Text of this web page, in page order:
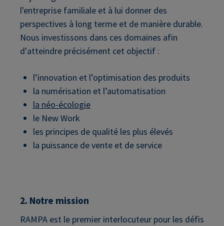
l'entreprise familiale et à lui donner des
perspectives à long terme et de manière durable.
Nous investissons dans ces domaines afin
d'atteindre précisément cet objectif :
l’innovation et l’optimisation des produits
la numérisation et l’automatisation
la néo-écologie
le New Work
les principes de qualité les plus élevés
la puissance de vente et de service
2. Notre mission
RAMPA est le premier interlocuteur pour les défis